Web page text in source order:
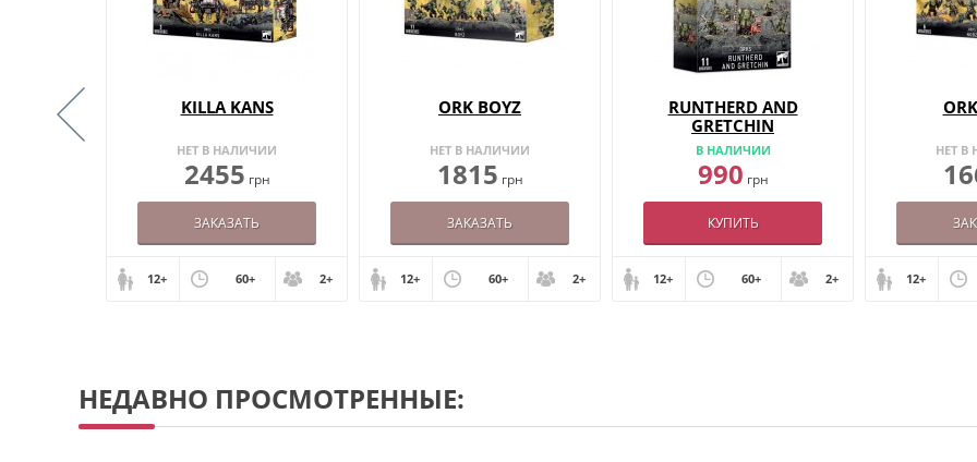
KILLA KANS
НЕТ В НАЛИЧИИ
2455 грн
ЗАКАЗАТЬ
12+ 60+ 2+
ORK BOYZ
НЕТ В НАЛИЧИИ
1815 грн
ЗАКАЗАТЬ
12+ 60+ 2+
RUNTHERD AND
GRETCHIN
В НАЛИЧИИ
990 грн
КУПИТЬ
12+ 60+ 2+
НЕТ В
12+
НЕДАВНО ПРОСМОТРЕННЫЕ: